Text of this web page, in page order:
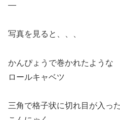
—
写真を見ると、、、
かんぴょうで巻かれたような
ロールキャベツ
三角で格子状に切れ目が入った